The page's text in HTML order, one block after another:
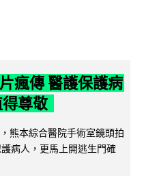
瘋傳 醫護保護病
尊敬
熊本綜合醫院手術室鏡頭拍
病人，更馬上開逃生門確